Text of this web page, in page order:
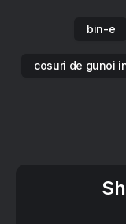
bin-e
cosuri de gunoi